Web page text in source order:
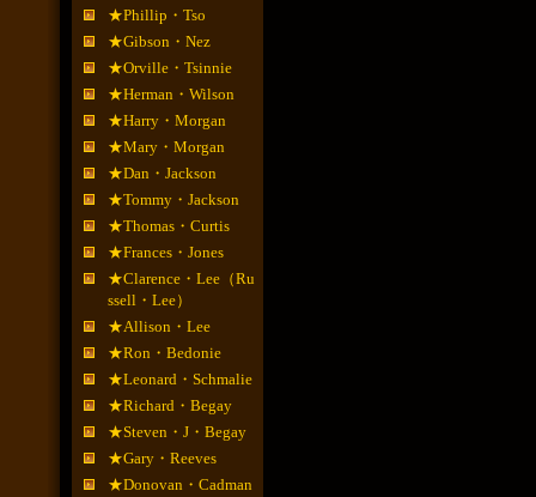
★Phillip・Tso
★Gibson・Nez
★Orville・Tsinnie
★Herman・Wilson
★Harry・Morgan
★Mary・Morgan
★Dan・Jackson
★Tommy・Jackson
★Thomas・Curtis
★Frances・Jones
★Clarence・Lee（Ru
ssell・Lee）
★Allison・Lee
★Ron・Bedonie
★Leonard・Schmalie
★Richard・Begay
★Steven・J・Begay
★Gary・Reeves
★Donovan・Cadman